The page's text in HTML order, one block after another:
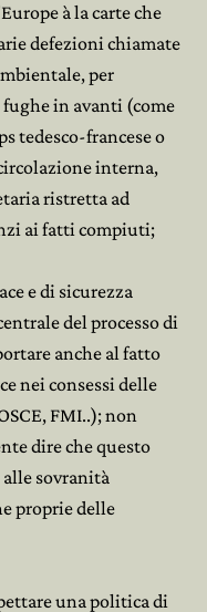
à la carte che
defezioni chiamate
per
in avanti (come
tedesco-francese o
interna,
ristretta ad
ai fatti compiuti;
e di sicurezza
del processo di
anche al fatto
nei consessi delle
FMI..); non
dire che questo
alle sovranità
proprie delle
una politica di